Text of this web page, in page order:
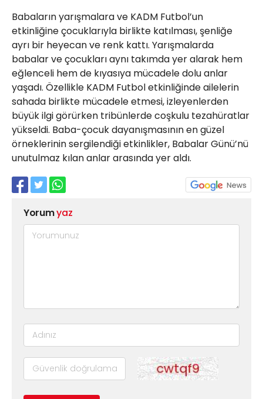
Babaların yarışmalara ve KADM Futbol’un
etkinliğine çocuklarıyla birlikte katılması, şenliğe
ayrı bir heyecan ve renk kattı. Yarışmalarda
babalar ve çocukları aynı takımda yer alarak hem
eğlenceli hem de kıyasıya mücadele dolu anlar
yaşadı. Özellikle KADM Futbol etkinliğinde ailelerin
sahada birlikte mücadele etmesi, izleyenlerden
büyük ilgi görürken tribünlerde coşkulu tezahüratlar
yükseldi. Baba-çocuk dayanışmasının en güzel
örneklerinin sergilendiği etkinlikler, Babalar Günü’nü
unutulmaz kılan anlar arasında yer aldı.
Yorumyaz